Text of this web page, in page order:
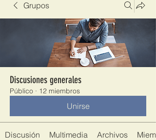
Grupos
Discusiones generales
Público · 12 miembros
Unirse
Discusión Multimedia Archivos